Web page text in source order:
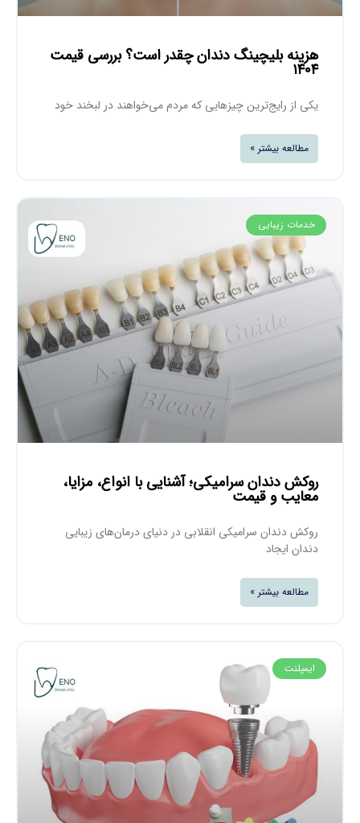
هزینه بلیچینگ دندان چقدر است؟ بررسی قیمت
۱۴۰۴
یکی از رایج‌ترین چیزهایی که مردم می‌خواهند در لبخند خود
مطالعه بیشتر »
خدمات زیبایی
روکش دندان سرامیکی؛ آشنایی با انواع، مزایا،
معایب و قیمت
روکش دندان سرامیکی انقلابی در دنیای درمان‌های زیبایی
دندان ایجاد
مطالعه بیشتر »
ایمپلنت